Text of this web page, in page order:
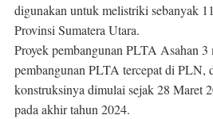
digunakan untuk melistriki sebanyak
Provinsi Sumatera Utara.
Proyek pembangunan PLTA Asahan 3
pembangunan PLTA tercepat di PLN,
konstruksinya dimulai sejak 28 Maret
pada akhir tahun 2024.